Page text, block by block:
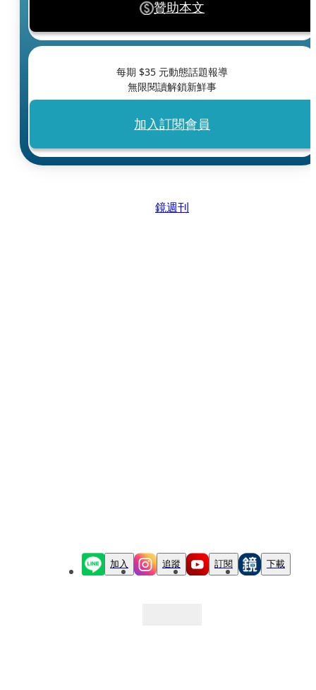
贊助本文
每期 $35 元動態話題報導
無限閱讀解鎖新鮮事
加入訂閱會員
鏡週刊
加入 追蹤 訂閱 下載